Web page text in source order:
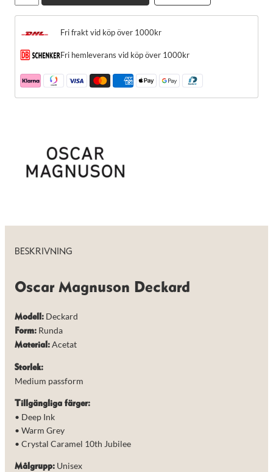
Deckard
Fri frakt vid köp över 1000kr
Fri hemleverans vid köp över 1000kr
BESKRIVNING
Oscar Magnuson Deckard
Modell: Deckard
Form: Runda
Material: Acetat
Storlek:
Medium passform
Tillgängliga färger:
• Deep Ink
• Warm Grey
• Crystal Caramel 10th Jubilee
Målgrupp: Unisex
ditt besök.
Om du nekar
kakorna
kommer viss
funktionalitet
från
hemsidan.
med dig av dina
intressen och ditt
beteende när du
och erbjudanden.